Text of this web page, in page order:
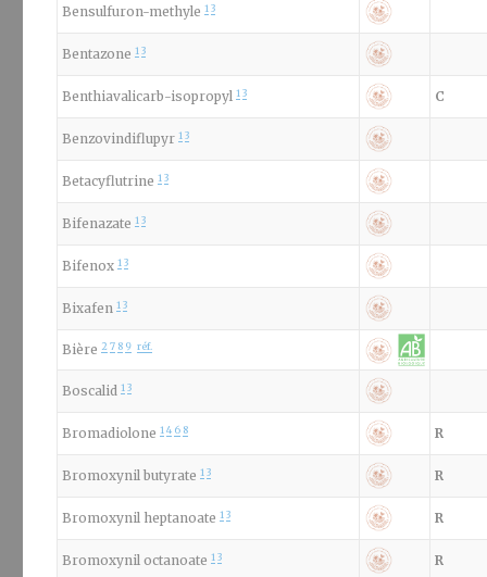
Bensulfuron-methyle 1 3
Bentazone 1 3
Benthiavalicarb-isopropyl 1 3 C
Benzovindiflupyr 1 3
Betacyflutrine 1 3
Bifenazate 1 3
Bifenox 1 3
Bixafen 1 3
Bière 2 7 8 9 réf.
Boscalid 1 3
Bromadiolone 1 4 6 8 R
Bromoxynil butyrate 1 3 R
Bromoxynil heptanoate 1 3 R
Bromoxynil octanoate 1 3 R